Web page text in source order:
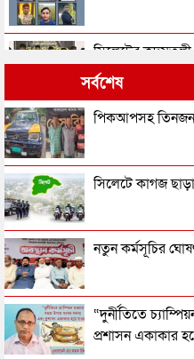
সিলেটের
সিলেটে যে দুই
মোটরসাইকেল
সিলেটে মৃত্যুর
সিলেটে পুলিশের
সর্বশেষ
পিকআপসহ
সিলেটে কাগজ
নতুন কর্মসূচির
“দুর্নীতিতে
প্রশাসন একাকার